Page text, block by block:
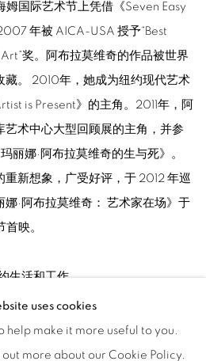
国际艺术节上凭借《Seven Easy
年被 AICA-USA 授予“Best
奖。阿布拉莫维奇的作品被世界
藏。 2010年，她成为纽约现代艺术
is Present》的主角。2011年，阿
艺术中心大型回顾展的主角，并参
丽娜·阿布拉莫维奇的生与死》。
新想象，广受好评，于 2012 年巡
·阿布拉莫维奇： 艺术家在场》于
首映。
生活和工作。
uses cookies
help make it more useful to you.
out more about our Cookie Policy.